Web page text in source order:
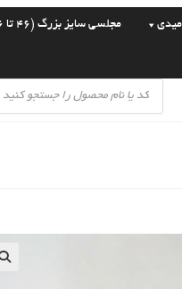
مجلسی سایز بزرگ (46 تا 56)
Products
search